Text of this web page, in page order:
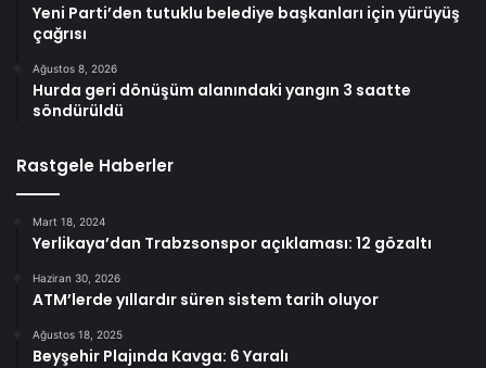
Yeni Parti’den tutuklu belediye başkanları için yürüyüş
çağrısı
Ağustos 8, 2026
Hurda geri dönüşüm alanındaki yangın 3 saatte
söndürüldü
Rastgele Haberler
Mart 18, 2024
Yerlikaya’dan Trabzsonspor açıklaması: 12 gözaltı
Haziran 30, 2026
ATM’lerde yıllardır süren sistem tarih oluyor
Ağustos 18, 2025
Beyşehir Plajında Kavga: 6 Yaralı